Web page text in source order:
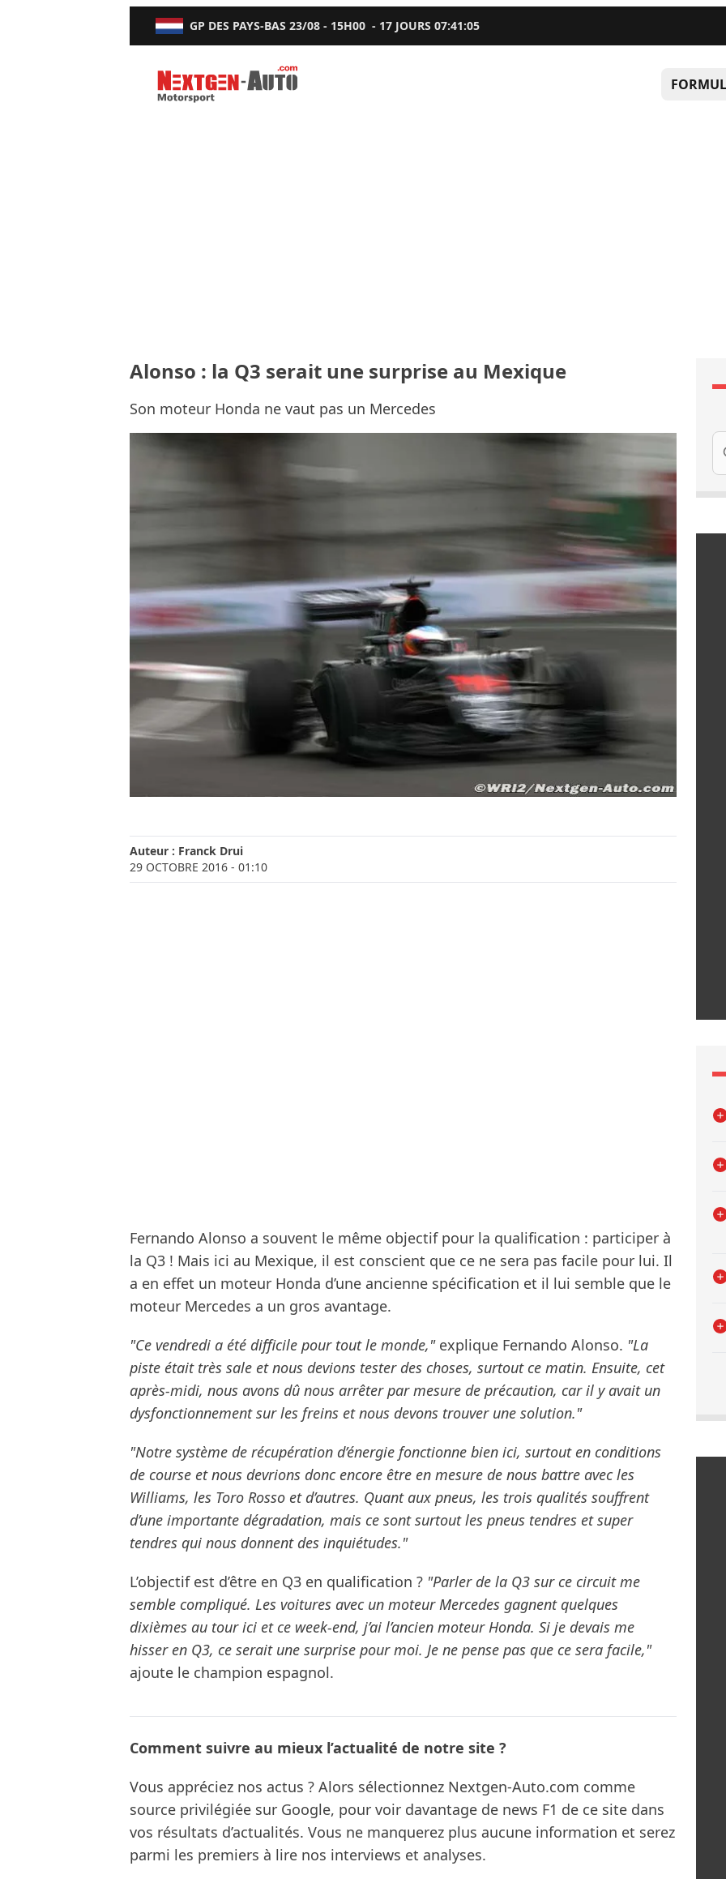
GP DES PAYS-BAS 23/08 - 15H00 - 17 JOURS07:41:04
Nextgen-Auto.com
Alonso : la Q3 serait une surprise au Mexique
Son moteur Honda ne vaut pas un Mercedes
Auteur : Franck Drui
29 OCTOBRE 2016 - 01:10
Fernando Alonso a souvent le même objectif pour la qualification : participer à
la Q3 ! Mais ici au Mexique, il est conscient que ce ne sera pas facile pour lui. Il
a en effet un moteur Honda d’une ancienne spécification et il lui semble que le
moteur Mercedes a un gros avantage.
"Ce vendredi a été difficile pour tout le monde,"explique Fernando Alonso. "La
piste était très sale et nous devions tester des choses, surtout ce matin. Ensuite, cet
après-midi, nous avons dû nous arrêter par mesure de précaution, car il y avait un
dysfonctionnement sur les freins et nous devons trouver une solution."
"Notre système de récupération d’énergie fonctionne bien ici, surtout en conditions
de course et nous devrions donc encore être en mesure de nous battre avec les
Williams, les Toro Rosso et d’autres. Quant aux pneus, les trois qualités souffrent
d’une importante dégradation, mais ce sont surtout les pneus tendres et super
tendres qui nous donnent des inquiétudes."
L’objectif est d’être en Q3 en qualification ? "Parler de la Q3 sur ce circuit me
semble compliqué. Les voitures avec un moteur Mercedes gagnent quelques
dixièmes au tour ici et ce week-end, j’ai l’ancien moteur Honda. Si je devais me
hisser en Q3, ce serait une surprise pour moi. Je ne pense pas que ce sera facile,"
ajoute le champion espagnol.
Comment suivre au mieux l’actualité de notre site ?
Vous appréciez nos actus ? Alors sélectionnez Nextgen-Auto.com comme
source privilégiée sur Google, pour voir davantage de news F1 de ce site dans
vos résultats d’actualités. Vous ne manquerez plus aucune information et serez
parmi les premiers à lire nos interviews et analyses.